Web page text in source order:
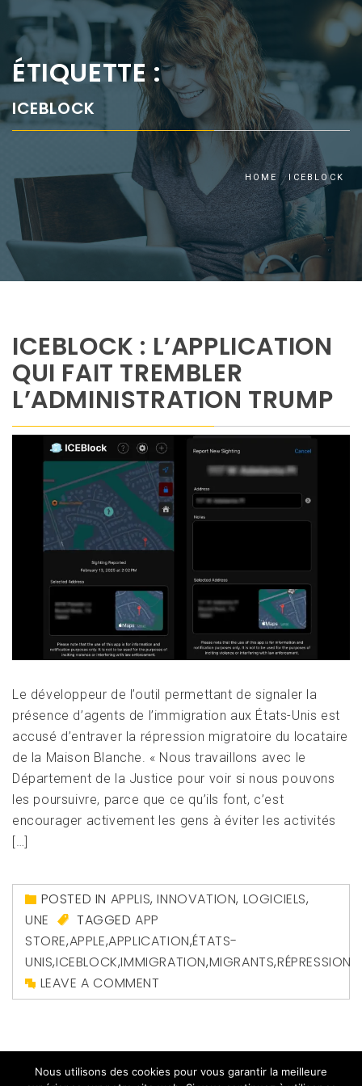
ÉTIQUETTE :
ICEBLOCK
HOME ICEBLOCK
ICEBLOCK : L’APPLICATION
QUI FAIT TREMBLER
L’ADMINISTRATION TRUMP
Le développeur de l’outil permettant de signaler la
présence d’agents de l’immigration aux États-Unis est
accusé d’entraver la répression migratoire du locataire
de la Maison Blanche. « Nous travaillons avec le
Département de la Justice pour voir si nous pouvons
les poursuivre, parce que ce qu’ils font, c’est
encourager activement les gens à éviter les activités
[…]
POSTED IN APPLIS,INNOVATION, LOGICIELS,
UNE
TAGGEDAPP
STORE,APPLE,APPLICATION,ÉTATS-
UNIS,ICEBLOCK,IMMIGRATION,MIGRANTS,RÉPRESSION
LEAVE A COMMENT
Nous utilisons des cookies pour vous garantir la meilleure